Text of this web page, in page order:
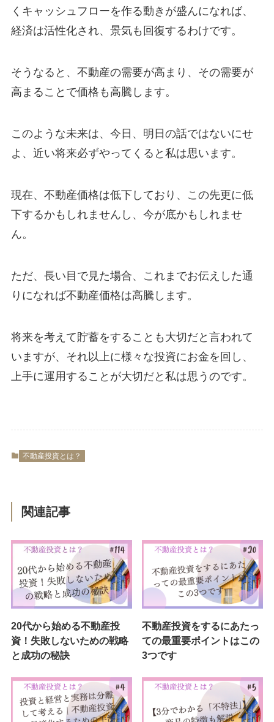
くキャッシュフローを作る動きが盛んになれば、
経済は活性化され、景気も回復するわけです。
そうなると、不動産の需要が高まり、その需要が
高まることで価格も高騰します。
このような未来は、今日、明日の話ではないにせ
よ、近い将来必ずやってくると私は思います。
現在、不動産価格は低下しており、この先更に低
下するかもしれませんし、今が底かもしれませ
ん。
ただ、長い目で見た場合、これまでお伝えした通
りになれば不動産価格は高騰します。
将来を考えて貯蓄をすることも大切だと言われて
いますが、それ以上に様々な投資にお金を回し、
上手に運用することが大切だと私は思うのです。
不動産投資とは？
関連記事
20代から始める不動産投
資！失敗しないための戦略
と成功の秘訣
不動産投資をするにあたっ
ての最重要ポイントはこの
3つです